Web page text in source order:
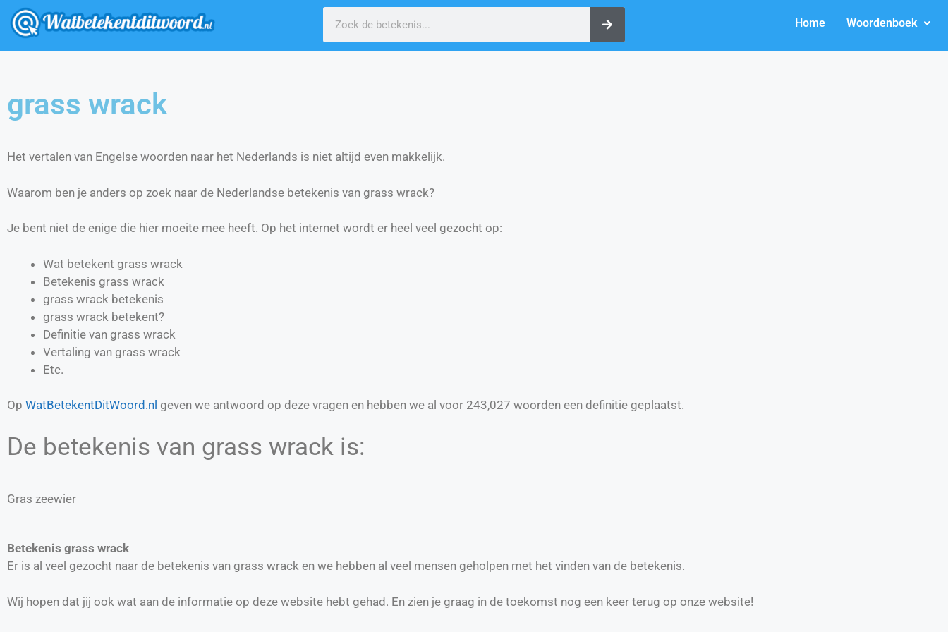
Home Woordenboek
grass wrack
Het vertalen van Engelse woorden naar het Nederlands is niet altijd even makkelijk.
Waarom ben je anders op zoek naar de Nederlandse betekenis van grass wrack?
Je bent niet de enige die hier moeite mee heeft. Op het internet wordt er heel veel gezocht op:
Wat betekent grass wrack
Betekenis grass wrack
grass wrack betekenis
grass wrack betekent?
Definitie van grass wrack
Vertaling van grass wrack
Etc.
Op WatBetekentDitWoord.nl geven we antwoord op deze vragen en hebben we al voor 243,027 woorden een definitie geplaatst.
De betekenis van grass wrack is:
Gras zeewier
Betekenis grass wrack
Er is al veel gezocht naar de betekenis van grass wrack en we hebben al veel mensen geholpen met het vinden van de betekenis.
Wij hopen dat jij ook wat aan de informatie op deze website hebt gehad. En zien je graag in de toekomst nog een keer terug op onze website!